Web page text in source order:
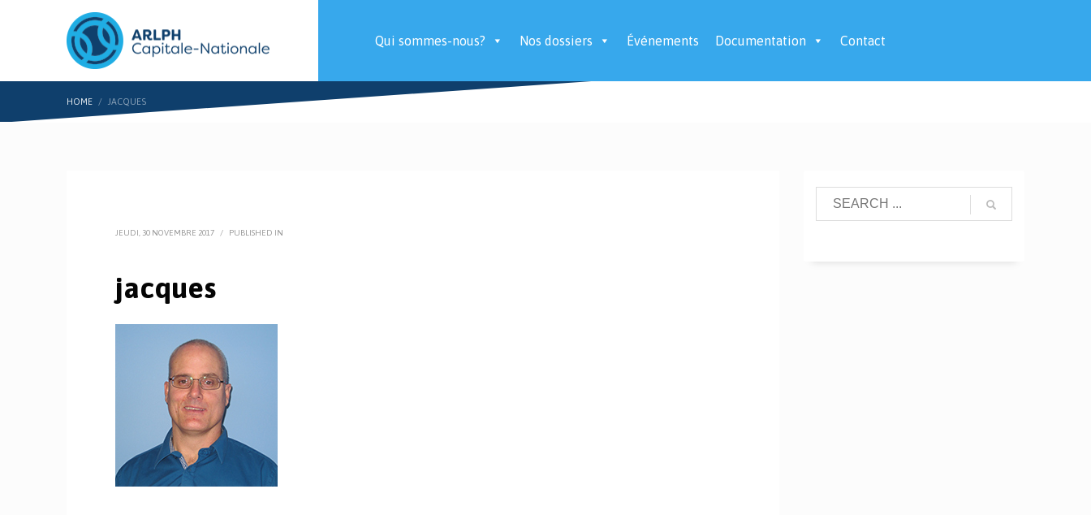
Qui sommes-nous? Nos dossiers Événements Documentation Contact
HOME JACQUES
JEUDI, 30 NOVEMBRE 2017 / PUBLISHED IN
jacques